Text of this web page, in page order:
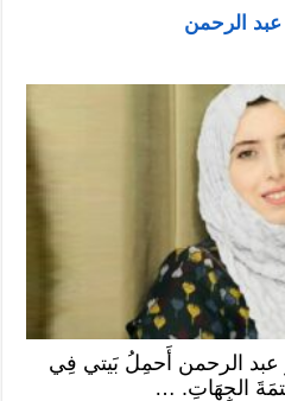
الرحمن
الرحمن أَحمِلُ بَيتي فِي
الجِهَاتِ. …